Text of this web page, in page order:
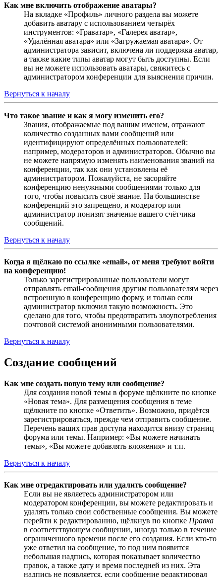
Как мне включить отображение аватары?
На вкладке «Профиль» личного раздела вы можете
добавить аватару с использованием четырёх
инструментов: «Граватар», «Галерея аватар»,
«Удалённая аватара» или «Загружаемая аватара». От
администратора зависит, включена ли поддержка аватар,
а также какие типы аватар могут быть доступны. Если
вы не можете использовать аватары, свяжитесь с
администратором конференции для выяснения причин.
Вернуться к началу
Что такое звание и как я могу изменить его?
Звания, отображаемые под вашим именем, отражают
количество созданных вами сообщений или
идентифицируют определённых пользователей:
например, модераторов и администраторов. Обычно вы
не можете напрямую изменять наименования званий на
конференции, так как они установлены её
администратором. Пожалуйста, не засоряйте
конференцию ненужными сообщениями только для
того, чтобы повысить своё звание. На большинстве
конференций это запрещено, и модератор или
администратор понизят значение вашего счётчика
сообщений.
Вернуться к началу
Когда я щёлкаю по ссылке «email», от меня требуют войти
на конференцию!
Только зарегистрированные пользователи могут
отправлять email-сообщения другим пользователям через
встроенную в конференцию форму, и только если
администратор включил такую возможность. Это
сделано для того, чтобы предотвратить злоупотребления
почтовой системой анонимными пользователями.
Вернуться к началу
Создание сообщений
Как мне создать новую тему или сообщение?
Для создания новой темы в форуме щёлкните по кнопке
«Новая тема». Для размещения сообщения в теме
щёлкните по кнопке «Ответить». Возможно, придётся
зарегистрироваться, прежде чем отправить сообщение.
Перечень ваших прав доступа находится внизу страниц
форума или темы. Например: «Вы можете начинать
темы», «Вы можете добавлять вложения» и т.п.
Вернуться к началу
Как мне отредактировать или удалить сообщение?
Если вы не являетесь администратором или
модератором конференции, вы можете редактировать и
удалять только свои собственные сообщения. Вы можете
перейти к редактированию, щёлкнув по кнопке Правка
в соответствующем сообщении, иногда только в течение
ограниченного времени после его создания. Если кто-то
уже ответил на сообщение, то под ним появится
небольшая надпись, которая показывает количество
правок, а также дату и время последней из них. Эта
надпись не появляется, если сообщение редактировал